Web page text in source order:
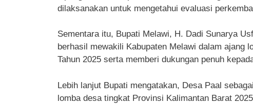
dilaksanakan untuk mengetahui evaluasi
Sementara itu, Bupati Melawi, H. Dadi Sunarya
berhasil mewakili Kabupaten Melawi dalam ajang
Tahun 2025 serta memberi dukungan penuh
Lebih lanjut Bupati mengatakan, Desa Paal
lomba desa tingkat Provinsi Kalimantan Barat